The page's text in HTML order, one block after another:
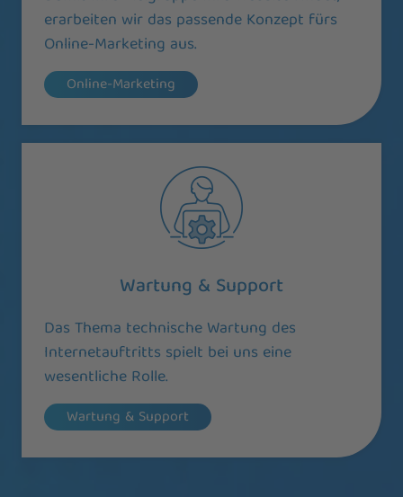
erarbeiten wir das passende Konzept fürs
Online-Marketing aus.
Online-Marketing
Wartung & Support
Das Thema technische Wartung des
Internetauftritts spielt bei uns eine
wesentliche Rolle.
Wartung & Support